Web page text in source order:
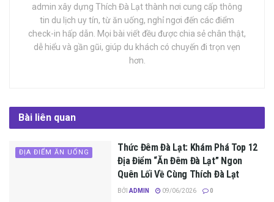
admin xây dựng Thích Đà Lạt thành nơi cung cấp thông
tin du lịch uy tín, từ ăn uống, nghỉ ngơi đến các điểm
check-in hấp dẫn. Mọi bài viết đều được chia sẻ chân thật,
dễ hiểu và gần gũi, giúp du khách có chuyến đi trọn vẹn
hơn.
Bài liên quan
ĐỊA ĐIỂM ĂN UỐNG
Thức Đêm Đà Lạt: Khám Phá Top 12
Địa Điểm “Ăn Đêm Đà Lạt” Ngon
Quên Lối Về Cùng Thích Đà Lạt
BỞI ADMIN 09/06/2026 0